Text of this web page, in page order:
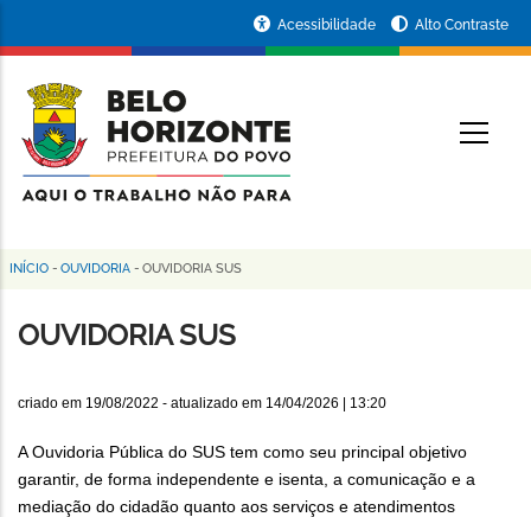
conteúdo
principal
da
Prefeitura
de
Horizonte
Acessibilidade Alto Contraste
Trilha
de
INÍCIO - OUVIDORIA - OUVIDORIA SUS
OUVIDORIA SUS
criado em 19/08/2022 - atualizado em 14/04/2026 | 13:20
A Ouvidoria Pública do SUS tem como seu principal objetivo
garantir, de forma independente e isenta, a comunicação e a
mediação do cidadão quanto aos serviços e atendimentos